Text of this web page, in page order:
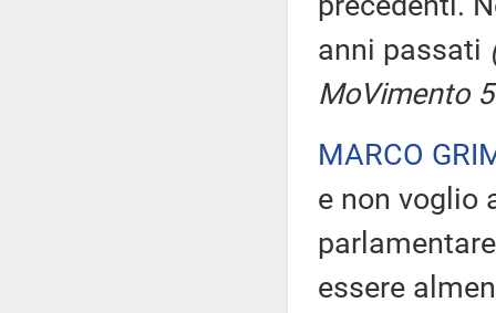
anni passati
MoVimento
MARCO
e non voglio
essere